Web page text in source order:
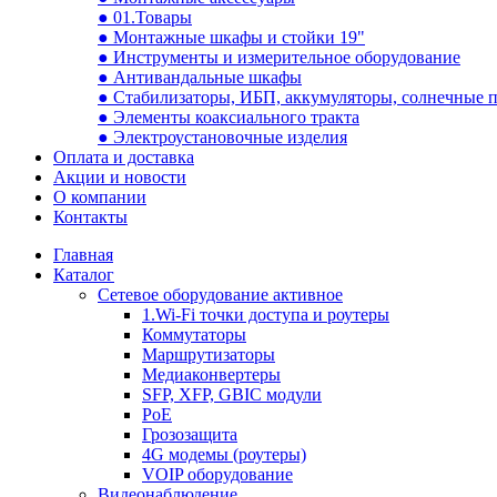
● 01.Товары
● Монтажные шкафы и стойки 19"
● Инструменты и измерительное оборудование
● Антивандальные шкафы
● Стабилизаторы, ИБП, аккумуляторы, солнечные
● Элементы коаксиального тракта
● Электроустановочные изделия
Оплата и доставка
Акции и новости
О компании
Контакты
Главная
Каталог
Сетевое оборудование активное
1.Wi-Fi точки доступа и роутеры
Коммутаторы
Маршрутизаторы
Медиаконвертеры
SFP, XFP, GBIC модули
PoE
Грозозащита
4G модемы (роутеры)
VOIP оборудование